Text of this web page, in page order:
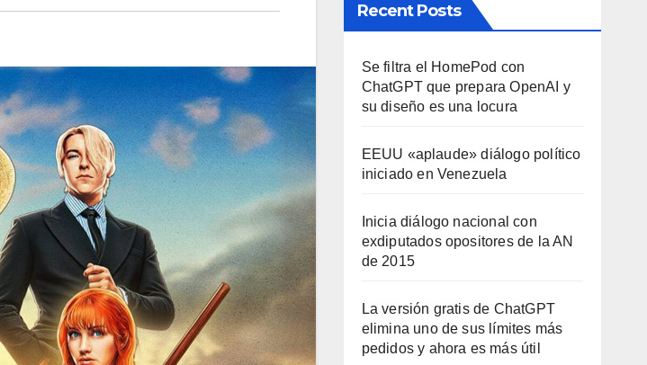
Recent Posts
Se filtra el HomePod con
ChatGPT que prepara OpenAI y
su diseño es una locura
EEUU «aplaude» diálogo político
iniciado en Venezuela
Inicia diálogo nacional con
exdiputados opositores de la AN
de 2015
La versión gratis de ChatGPT
elimina uno de sus límites más
pedidos y ahora es más útil